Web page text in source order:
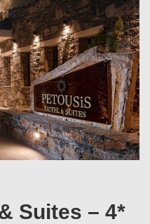
Suites – 4*